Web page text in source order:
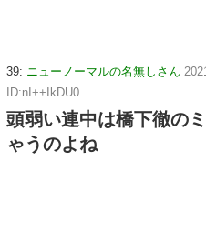
39: ニューノーマルの名無しさん
ID:nI++IkDU0
頭弱い連中は橋下徹の
ゃうのよね